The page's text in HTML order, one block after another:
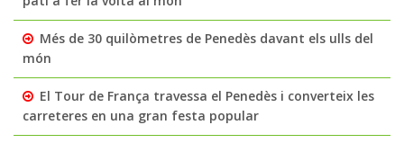
Més de 30 quilòmetres de Penedès davant els ulls del
món
El Tour de França travessa el Penedès i converteix les
carreteres en una gran festa popular